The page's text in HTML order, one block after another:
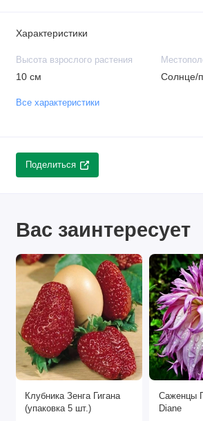
Характеристики
Высота взрослого растения
10 см Солнце/
Все характеристики
Поделиться
Вас заинтересует
Клубника Зенга Гигана
(упаковка 5 шт.)
Саженцы
Diane